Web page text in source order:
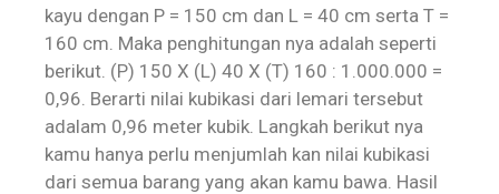
kayu dengan P = 150 cm dan L = 40 cm serta T =
160 cm. Maka penghitungan nya adalah seperti
berikut. (P) 150 X (L) 40 X (T) 160 : 1.000.000 =
0,96. Berarti nilai kubikasi dari lemari tersebut
adalam 0,96 meter kubik. Langkah berikut nya
kamu hanya perlu menjumlah kan nilai kubikasi
dari semua barang yang akan kamu bawa. Hasil